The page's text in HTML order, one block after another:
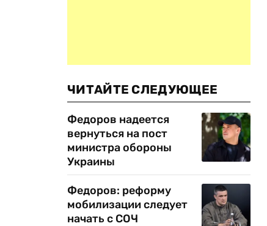
ЧИТАЙТЕ СЛЕДУЮЩЕЕ
Федоров надеется
вернуться на пост
министра обороны
Украины
Федоров: реформу
мобилизации следует
начать с СОЧ